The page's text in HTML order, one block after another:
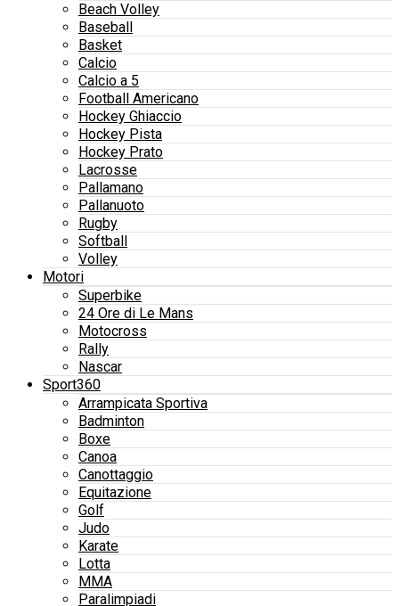
Beach Volley
Baseball
Basket
Calcio
Calcio a 5
Football Americano
Hockey Ghiaccio
Hockey Pista
Hockey Prato
Lacrosse
Pallamano
Pallanuoto
Rugby
Softball
Volley
Motori
Superbike
24 Ore di Le Mans
Motocross
Rally
Nascar
Sport360
Arrampicata Sportiva
Badminton
Boxe
Canoa
Canottaggio
Equitazione
Golf
Judo
Karate
Lotta
MMA
Paralimpiadi